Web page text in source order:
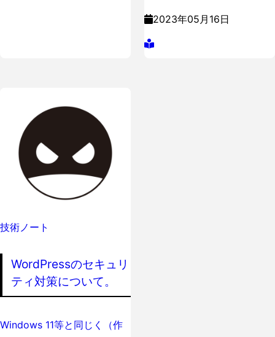
2023年05月16日
技術ノート
WordPressのセキュリ
ティ対策について。
Windows 11等と同じく（作